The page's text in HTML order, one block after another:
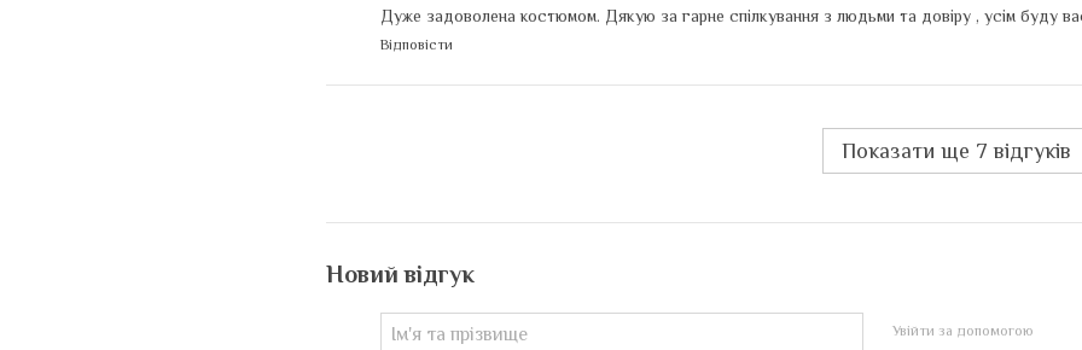
Дуже задоволена костюмом. Дякую за гарне спілкування з людьми та довіру , усім буду
Відповісти
Показати ще 7 відгуків
Новий відгук
Увійти за допомогою